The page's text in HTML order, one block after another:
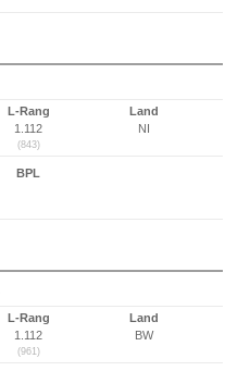
L-Rang
1.112
(843)
Land
NI
BPL
L-Rang
1.112
(961)
Land
BW